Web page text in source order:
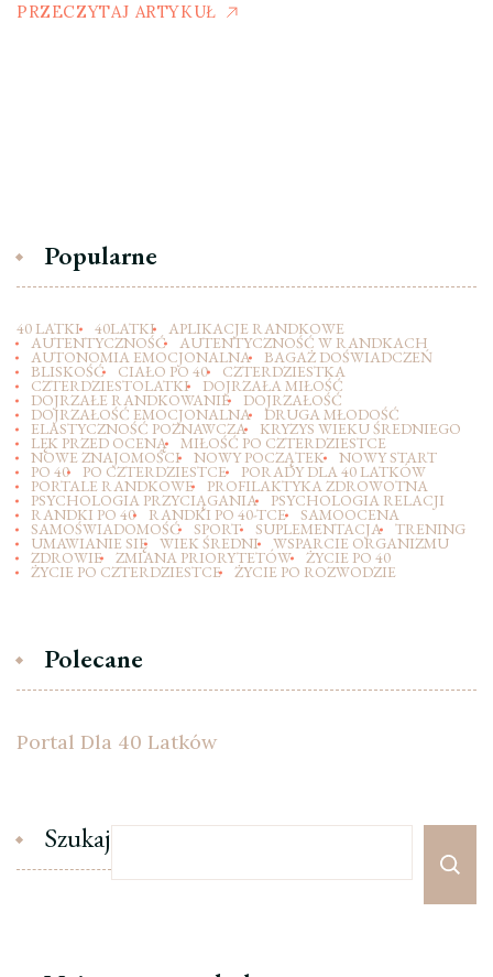
PRZECZYTAJ ARTYKUŁ
Popularne
40 LATKI 40LATKI APLIKACJE RANDKOWE
AUTENTYCZNOŚĆ AUTENTYCZNOŚĆ W RANDKACH
AUTONOMIA EMOCJONALNA BAGAŻ DOŚWIADCZEŃ
BLISKOŚĆ CIAŁO PO 40 CZTERDZIESTKA
CZTERDZIESTOLATKI DOJRZAŁA MIŁOŚĆ
DOJRZAŁE RANDKOWANIE DOJRZAŁOŚĆ
DOJRZAŁOŚĆ EMOCJONALNA DRUGA MŁODOŚĆ
ELASTYCZNOŚĆ POZNAWCZA KRYZYS WIEKU ŚREDNIEGO
LĘK PRZED OCENĄ MIŁOŚĆ PO CZTERDZIESTCE
NOWE ZNAJOMOŚCI NOWY POCZĄTEK NOWY START
PO 40 PO CZTERDZIESTCE PORADY DLA 40 LATKÓW
PORTALE RANDKOWE PROFILAKTYKA ZDROWOTNA
PSYCHOLOGIA PRZYCIĄGANIA PSYCHOLOGIA RELACJI
RANDKI PO 40 RANDKI PO 40-TCE SAMOOCENA
SAMOŚWIADOMOŚĆ SPORT SUPLEMENTACJA TRENING
UMAWIANIE SIĘ WIEK ŚREDNI WSPARCIE ORGANIZMU
ZDROWIE ZMIANA PRIORYTETÓW ŻYCIE PO 40
ŻYCIE PO CZTERDZIESTCE ŻYCIE PO ROZWODZIE
Polecane
Portal Dla 40 Latków
Szukaj